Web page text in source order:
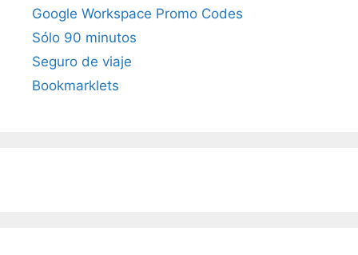
Google Workspace Promo Codes
Sólo 90 minutos
Seguro de viaje
Bookmarklets